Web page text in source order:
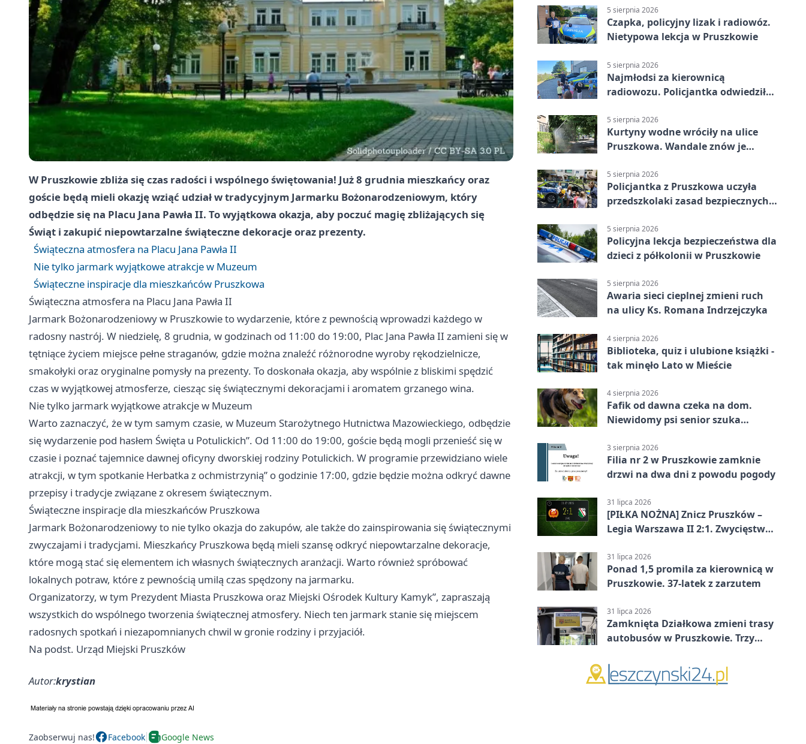
W Pruszkowie zbliża się czas radości i wspólnego świętowania! Już 8 grudnia mieszkańcy oraz
goście będą mieli okazję wziąć udział w tradycyjnym Jarmarku Bożonarodzeniowym, który
odbędzie się na Placu Jana Pawła II. To wyjątkowa okazja, aby poczuć magię zbliżających się
Świąt i zakupić niepowtarzalne świąteczne dekoracje oraz prezenty.
Świąteczna atmosfera na Placu Jana Pawła II
Nie tylko jarmark wyjątkowe atrakcje w Muzeum
Świąteczne inspiracje dla mieszkańców Pruszkowa
Świąteczna atmosfera na Placu Jana Pawła II
Jarmark Bożonarodzeniowy w Pruszkowie to wydarzenie, które z pewnością wprowadzi każdego w
radosny nastrój. W niedzielę, 8 grudnia, w godzinach od 11:00 do 19:00, Plac Jana Pawła II zamieni się w
tętniące życiem miejsce pełne straganów, gdzie można znaleźć różnorodne wyroby rękodzielnicze,
smakołyki oraz oryginalne pomysły na prezenty. To doskonała okazja, aby wspólnie z bliskimi spędzić
czas w wyjątkowej atmosferze, ciesząc się świątecznymi dekoracjami i aromatem grzanego wina.
Nie tylko jarmark wyjątkowe atrakcje w Muzeum
Warto zaznaczyć, że w tym samym czasie, w Muzeum Starożytnego Hutnictwa Mazowieckiego, odbędzie
się wydarzenie pod hasłem Święta u Potulickich”. Od 11:00 do 19:00, goście będą mogli przenieść się w
czasie i poznać tajemnice dawnej oficyny dworskiej rodziny Potulickich. W programie przewidziano wiele
atrakcji, w tym spotkanie Herbatka z ochmistrzynią” o godzinie 17:00, gdzie będzie można odkryć dawne
przepisy i tradycje związane z okresem świątecznym.
Świąteczne inspiracje dla mieszkańców Pruszkowa
Jarmark Bożonarodzeniowy to nie tylko okazja do zakupów, ale także do zainspirowania się świątecznymi
zwyczajami i tradycjami. Mieszkańcy Pruszkowa będą mieli szansę odkryć niepowtarzalne dekoracje,
które mogą stać się elementem ich własnych świątecznych aranżacji. Warto również spróbować
lokalnych potraw, które z pewnością umilą czas spędzony na jarmarku.
Organizatorzy, w tym Prezydent Miasta Pruszkowa oraz Miejski Ośrodek Kultury Kamyk”, zapraszają
wszystkich do wspólnego tworzenia świątecznej atmosfery. Niech ten jarmark stanie się miejscem
radosnych spotkań i niezapomnianych chwil w gronie rodziny i przyjaciół.
Na podst. Urząd Miejski Pruszków
Autor:krystian
Zaobserwuj nas! Facebook Google News
5 sierpnia 2026
Czapka, policyjny lizak i radiowóz.
Nietypowa lekcja w Pruszkowie
5 sierpnia 2026
Najmłodsi za kierownicą
radiowozu. Policjantka odwiedziła
5 sierpnia 2026
Kurtyny wodne wróciły na ulice
Pruszkowa. Wandale znów je
5 sierpnia 2026
Policjantka z Pruszkowa uczyła
przedszkolaki zasad bezpiecznych
5 sierpnia 2026
Policyjna lekcja bezpieczeństwa dla
dzieci z półkolonii w Pruszkowie
5 sierpnia 2026
Awaria sieci cieplnej zmieni ruch
na ulicy Ks. Romana Indrzejczyka
4 sierpnia 2026
Biblioteka, quiz i ulubione książki -
tak minęło Lato w Mieście
4 sierpnia 2026
Fafik od dawna czeka na dom.
Niewidomy psi senior szuka
3 sierpnia 2026
Filia nr 2 w Pruszkowie zamknie
drzwi na dwa dni z powodu pogody
31 lipca 2026
[PIŁKA NOŻNA] Znicz Pruszków –
Legia Warszawa II 2:1. Zwycięstwo
minucie
31 lipca 2026
Ponad 1,5 promila za kierownicą w
Pruszkowie. 37-latek z zarzutem
31 lipca 2026
Zamknięta Działkowa zmieni trasy
autobusów w Pruszkowie. Trzy